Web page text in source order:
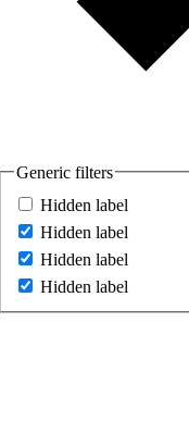
Generic filters
Hidden label
Hidden label
Hidden label
Hidden label